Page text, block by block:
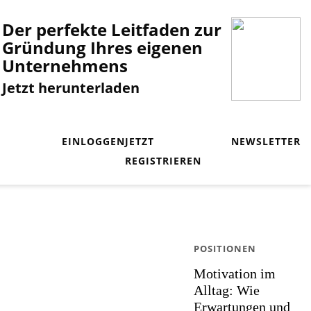
Der perfekte Leitfaden zur
Gründung Ihres eigenen
Unternehmens
Jetzt herunterladen
EINLOGGENJETZT
REGISTRIEREN
NEWSLETTER
Motivation im
Alltag: Wie
Erwartungen und
POSITIONEN